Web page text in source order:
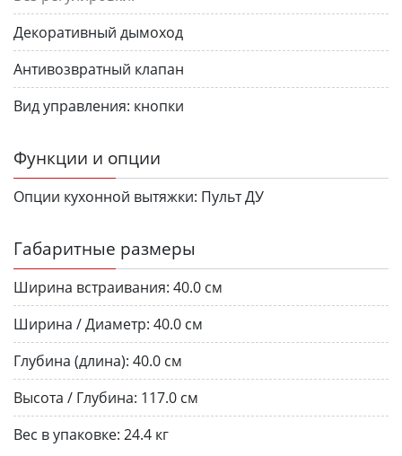
Декоративный дымоход
Антивозвратный клапан
Вид управления: кнопки
Функции и опции
Опции кухонной вытяжки: Пульт ДУ
Габаритные размеры
Ширина встраивания: 40.0 см
Ширина / Диаметр: 40.0 см
Глубина (длина): 40.0 см
Высота / Глубина: 117.0 см
Вес в упаковке: 24.4 кг